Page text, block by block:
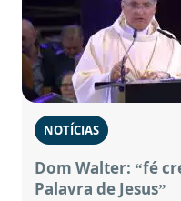
NOTÍCIAS
Dom Walter: “fé
Palavra de Jesus”